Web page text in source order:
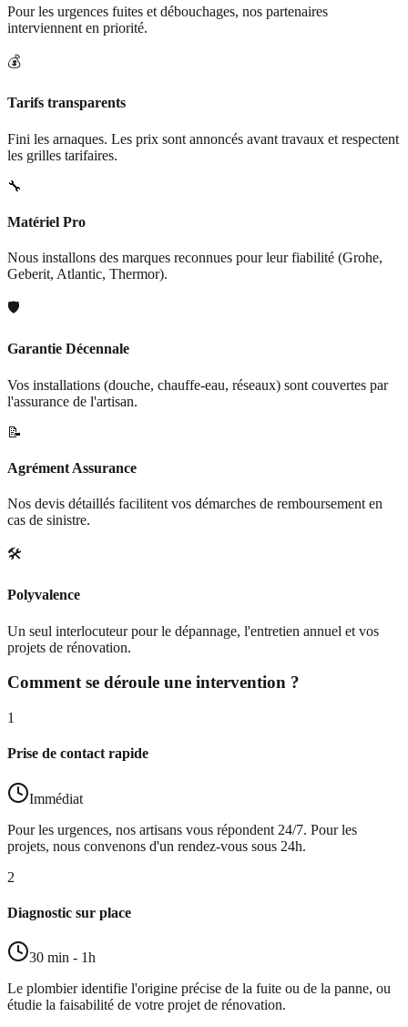
Pour les urgences fuites et débouchages, nos partenaires
interviennent en priorité.
💰
Tarifs transparents
Fini les arnaques. Les prix sont annoncés avant travaux et respectent
les grilles tarifaires.
🔧
Matériel Pro
Nous installons des marques reconnues pour leur fiabilité (Grohe,
Geberit, Atlantic, Thermor).
🛡️
Garantie Décennale
Vos installations (douche, chauffe-eau, réseaux) sont couvertes par
l'assurance de l'artisan.
📝
Agrément Assurance
Nos devis détaillés facilitent vos démarches de remboursement en
cas de sinistre.
🛠️
Polyvalence
Un seul interlocuteur pour le dépannage, l'entretien annuel et vos
projets de rénovation.
Comment se déroule une intervention ?
1
Prise de contact rapide
Immédiat
Pour les urgences, nos artisans vous répondent 24/7. Pour les
projets, nous convenons d'un rendez-vous sous 24h.
2
Diagnostic sur place
30 min - 1h
Le plombier identifie l'origine précise de la fuite ou de la panne, ou
étudie la faisabilité de votre projet de rénovation.